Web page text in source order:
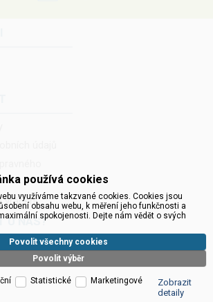
vrácení
U NÁS?
používá cookies
využíváme takzvané cookies. Cookies jsou
obsahu webu, k měření jeho funkčnosti a
spokojenosti. Dejte nám vědět o svých
Povolit výběr
Povolit všechny cookies
Statistické
Marketingové
Zobrazit
detaily